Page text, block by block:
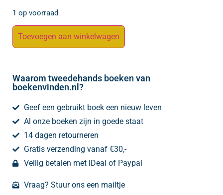
1 op voorraad
Toevoegen aan winkelwagen
Waarom tweedehands boeken van
boekenvinden.nl?
Geef een gebruikt boek een nieuw leven
Al onze boeken zijn in goede staat
14 dagen retourneren
Gratis verzending vanaf €30,-
Veilig betalen met iDeal of Paypal
Vraag? Stuur ons een mailtje